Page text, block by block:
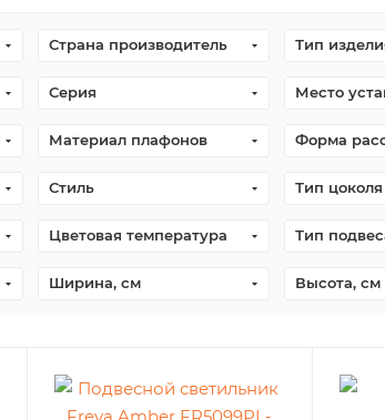
Страна производитель Тип
Серия Место
Материал плафонов Форма
Стиль Тип цоколя
Цветовая температура Тип
Ширина, см Высота, см